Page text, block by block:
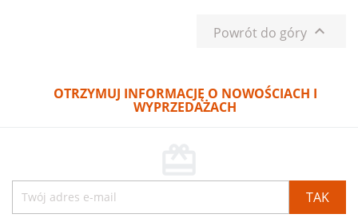
Powrót do góry 
OTRZYMUJ INFORMACJĘ O NOWOŚCIACH I
WYPRZEDAŻACH